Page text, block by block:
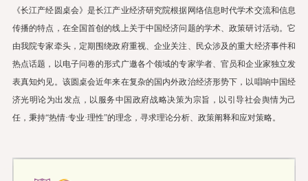
中国经济江苏智库联合研究机制
EN
《长江产经圆桌会》是长江产业经济研究院根据网络信息时代学术交流和信息
传播的特点，在全国首创的线上关于中国经济问题的学术、政策研讨活动。它
由我院专家牵头，定期围绕政府重视、企业关注、民众涉及的重大经济事件和
热点话题，以电子问卷的形式广邀各个领域的专家学者、官员和企业家独立发
表真知灼见。该圆桌会近年来在复杂的国内外政治经济形势下，以唱响中国经
济光明论为出发点，以服务中国政府战略决策为宗旨，以引导社会舆情为己
任，秉持“热情·专业·理性”的理念，寻求理论分析、政策阐释和应对策略。